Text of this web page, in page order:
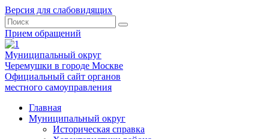
Версия для слабовидящих
Прием обращений
Муниципальный округ
Черемушки в городе Москве
Официальный сайт органов
местного самоуправления
Главная
Муниципальный округ
Историческая справка